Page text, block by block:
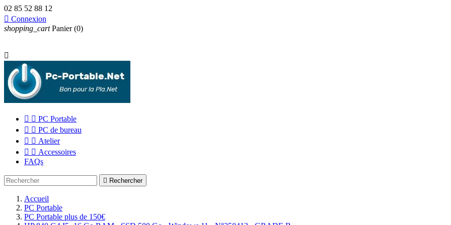
02 85 52 88 12
 Connexion
shopping_cart Panier (0)

  PC Portable
  PC de bureau
  Atelier
  Accessoires
FAQs
 Rechercher
Accueil
PC Portable
PC Portable plus de 150€